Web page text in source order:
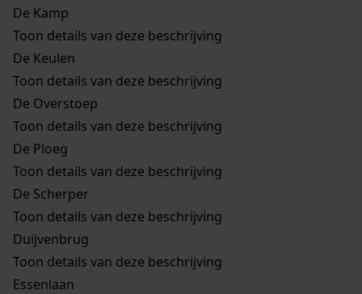
De Kamp
Toon details van deze beschrijving
De Keulen
Toon details van deze beschrijving
De Overstoep
Toon details van deze beschrijving
De Ploeg
Toon details van deze beschrijving
De Scherper
Toon details van deze beschrijving
Duijvenbrug
Toon details van deze beschrijving
Essenlaan